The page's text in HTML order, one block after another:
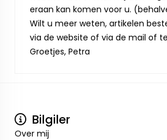
eraan kan komen voor u.
Wilt u meer weten, artikelen
via de website of via de mail of
Groetjes, Petra
Bilgiler
Over mij